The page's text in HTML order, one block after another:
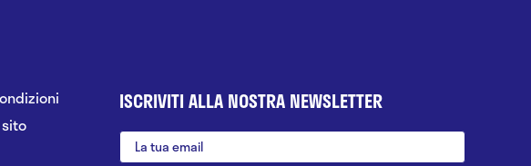
ISCRIVITI ALLA NOSTRA NEWSLETTER